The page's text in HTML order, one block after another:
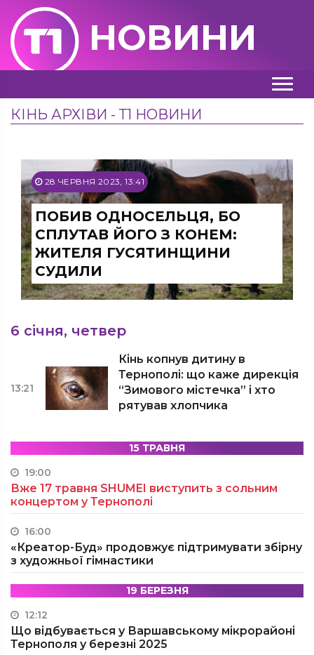
НОВИНИ
КІНЬ АРХІВИ - Т1 НОВИНИ
28 ЧЕРВНЯ 2023, 13:41
ПОБИВ ОДНОСЕЛЬЦЯ, БО
СПЛУТАВ ЙОГО З КОНЕМ:
ЖИТЕЛЯ ГУСЯТИНЩИНИ
СУДИЛИ
6 січня, четвер
13:21
Кінь копнув дитину в
Тернополі: що каже дирекція
“Зимового містечка” і хто
рятував хлопчика
15 ТРАВНЯ
19:00
Вже 17 травня SHUMEI виступить з сольним
концертом у Тернополі
16:00
«Креатор-Буд» продовжує підтримувати збірну
з художньої гімнастики
19 БЕРЕЗНЯ
12:12
Що відбувається у Варшавському мікрорайоні
Тернополя у березні 2025